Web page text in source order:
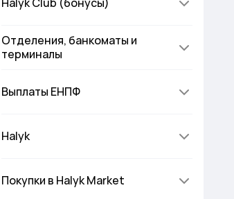
Отделения, банкоматы и
терминалы
Выплаты ЕНПФ
Halyk
Покупки в Halyk Market